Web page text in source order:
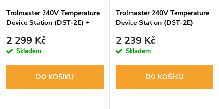
Trolmaster 240V Temperature
Device Station (DST-2E) +
2 299 Kč
Skladem
DO KOŠÍKU
Trolmaster 240V Temperature
Device Station (DST-2E)
2 239 Kč
Skladem
DO KOŠÍKU